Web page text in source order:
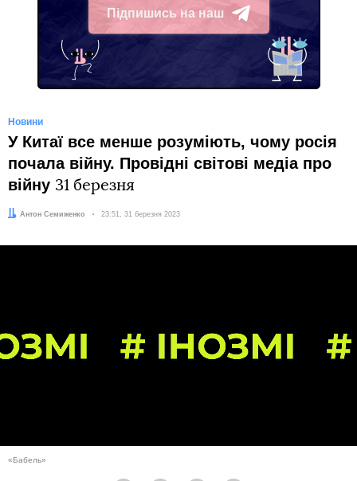
Підпишись на наш
Telegram
Новини
У Китаї все менше розуміють, чому росія
почала війну. Провідні світові медіа про
війну 31 березня
Автор:
Антон Семиженко Дата:
23:51, 31 березня 2023
«Бабель»